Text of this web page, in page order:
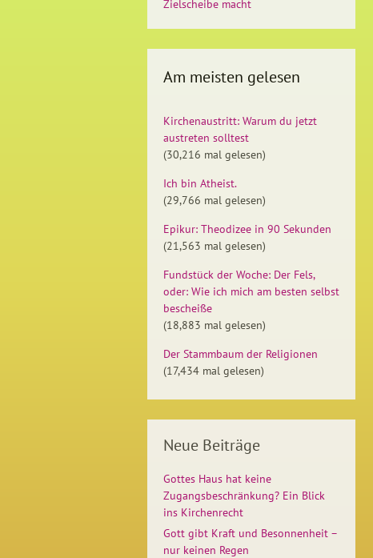
Zielscheibe macht
Am meisten gelesen
Kirchenaustritt: Warum du jetzt
austreten solltest
(30,216 mal gelesen)
Ich bin Atheist.
(29,766 mal gelesen)
Epikur: Theodizee in 90 Sekunden
(21,563 mal gelesen)
Fundstück der Woche: Der Fels,
oder: Wie ich mich am besten selbst
bescheiße
(18,883 mal gelesen)
Der Stammbaum der Religionen
(17,434 mal gelesen)
Neue Beiträge
Gottes Haus hat keine
Zugangsbeschränkung? Ein Blick
ins Kirchenrecht
Gott gibt Kraft und Besonnenheit –
nur keinen Regen